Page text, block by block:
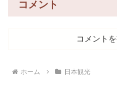
コメント
コメント
ホーム 日本観光